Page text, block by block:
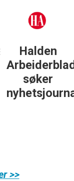
Halden
søker
>>